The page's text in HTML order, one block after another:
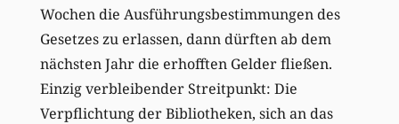
Wochen die Ausführungsbestimmungen des
Gesetzes zu erlassen, dann dürften ab dem
nächsten Jahr die erhofften Gelder fließen.
Einzig verbleibender Streitpunkt: Die
Verpflichtung der Bibliotheken, sich an das